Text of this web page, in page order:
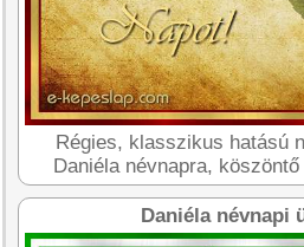
Régies, klasszikus hatású
Daniéla névnapra,
Daniéla névnapi